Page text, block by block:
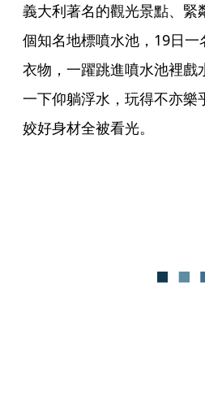
義大利著名的觀光景點、
個知名地標噴水池，19日一
衣物，一躍跳進噴水池裡
一下仰躺浮水，玩得不亦
姣好身材全被看光。